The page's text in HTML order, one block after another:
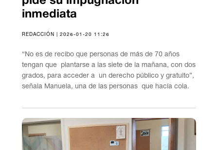
inmediata
REDACCIÓN | 2026-01-20 11:26
“No es de recibo que personas de más de 70 años
tengan que plantarse a las siete de la mañana, con dos
grados, para acceder a un derecho público y gratuito”,
señala Manuela, una de las personas que hacía cola.